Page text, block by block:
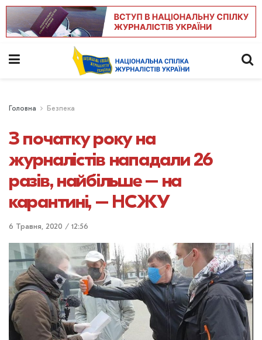
Головна Безпека
З початку року на
журналістів нападали 26
разів, найбільше – на
карантині, – НСЖУ
6 Травня, 2020 / 12:56